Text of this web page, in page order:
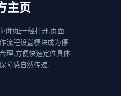
主页
地址一经打开,页面
流程设置模块成为停
理,方便快速定位具体
障感自然传递.